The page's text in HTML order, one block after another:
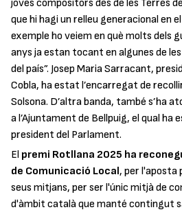
joves compositors des de les Terres
que hi hagi un relleu generacional en
exemple ho veiem en què molts dels
anys ja estan tocant en algunes de
del país”. Josep Maria Sarracant,
Cobla, ha estat l’encarregat de
Solsona. D’altra banda, també s’ha
a l’Ajuntament de Bellpuig, el qual
president del Parlament.
El premi Rotllana 2025 ha
de Comunicació Local, per l'aposta
seus mitjans, per ser l'únic mitjà de
d'àmbit català que manté contingut